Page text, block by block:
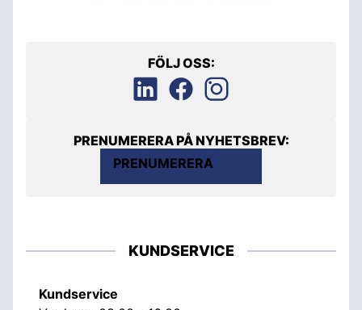
FÖLJ OSS:
PRENUMERERA PÅ NYHETSBREV:
PRENUMERERA
KUNDSERVICE
Kundservice